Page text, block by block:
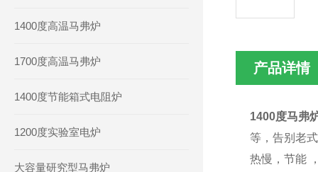
1400度高温马弗炉
1700度高温马弗炉
1400度节能箱式电阻炉
1200度实验室电炉
大容量研究型马弗炉
产品详情
1400度马弗
等，告别老
热慢，节能